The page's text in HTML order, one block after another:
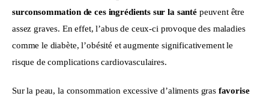
surconsommation de ces ingrédients sur la santé peuvent être
assez graves. En effet, l’abus de ceux-ci provoque des maladies
comme le diabète, l’obésité et augmente significativement le
risque de complications cardiovasculaires.
Sur la peau, la consommation excessive d’aliments gras favorise